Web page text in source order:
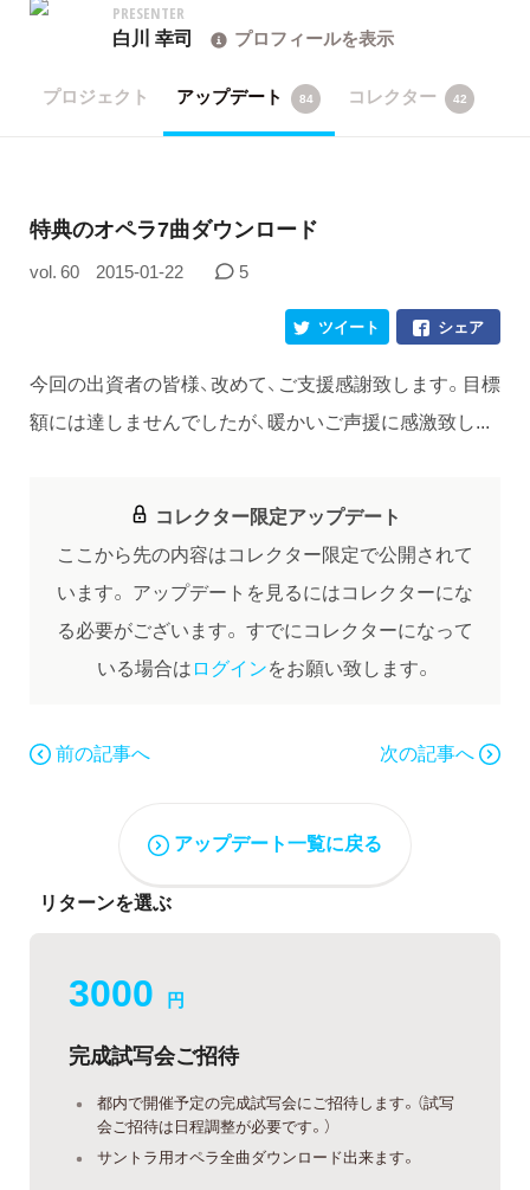
PRESENTER
白川 幸司 プロフィールを表示
プロジェクト アップデート 84 コレクター 42
特典のオペラ7曲ダウンロード
vol. 60 2015-01-22 5
シェア
ツイート
今回の出資者の皆様、改めて、ご支援感謝致します。目標
額には達しませんでしたが、暖かいご声援に感激致し...
コレクター限定アップデート
ここから先の内容はコレクター限定で公開されて
います。 アップデートを見るにはコレクターにな
る必要がございます。 すでにコレクターになって
いる場合はログインをお願い致します。
前の記事へ 次の記事へ
アップデート一覧に戻る
リターンを選ぶ
3000 円
完成試写会ご招待
都内で開催予定の完成試写会にご招待します。（試写
会ご招待は日程調整が必要です。）
サントラ用オペラ全曲ダウンロード出来ます。